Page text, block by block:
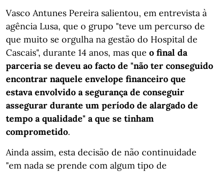
Vasco Antunes Pereira salientou, em entrevista à
agência Lusa, que o grupo "teve um percurso de
que muito se orgulha na gestão do Hospital de
Cascais", durante 14 anos, mas que o final da
parceria se deveu ao facto de "não ter conseguido
encontrar naquele envelope financeiro que
estava envolvido a segurança de conseguir
assegurar durante um período de alargado de
tempo a qualidade" a que se tinham
comprometido.
Ainda assim, esta decisão de não continuidade
"em nada se prende com algum tipo de